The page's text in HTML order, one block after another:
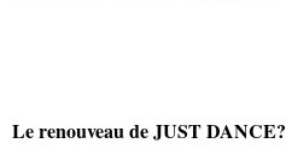
Le renouveau de JUST DANCE?